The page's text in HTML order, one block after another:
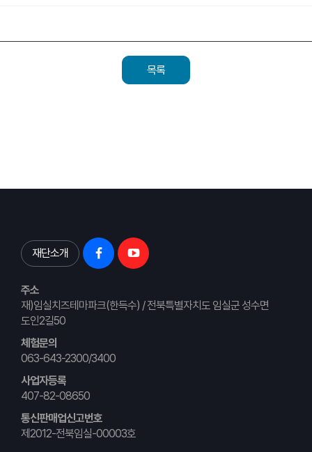
목록
재단소개
주소
재)임실치즈테마파크(한득수) / 전북특별자치도 임실군 성수면
도인2길50
체험문의
063-643-2300/3400
사업자등록
407-82-08650
통신판매업신고번호
제2012-전북임실-00003호